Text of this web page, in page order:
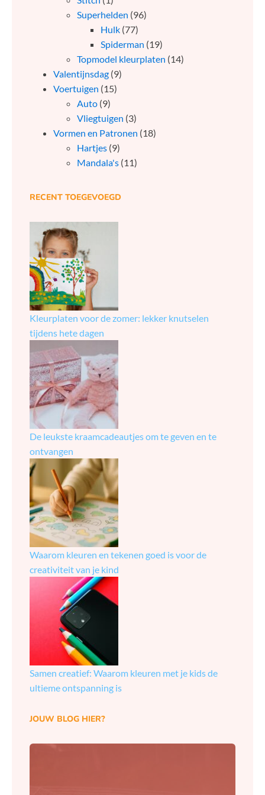
Superhelden (96)
Hulk (77)
Spiderman (19)
Topmodel kleurplaten (14)
Valentijnsdag (9)
Voertuigen (15)
Auto (9)
Vliegtuigen (3)
Vormen en Patronen (18)
Hartjes (9)
Mandala's (11)
RECENT TOEGEVOEGD
Kleurplaten voor de zomer: lekker knutselen
tijdens hete dagen
De leukste kraamcadeautjes om te geven en te
ontvangen
Waarom kleuren en tekenen goed is voor de
creativiteit van je kind
Samen creatief: Waarom kleuren met je kids de
ultieme ontspanning is
JOUW BLOG HIER?